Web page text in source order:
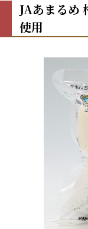
JAあまるめ
使用